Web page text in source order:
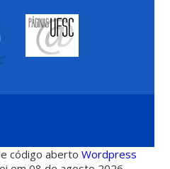
código abertoWordpress